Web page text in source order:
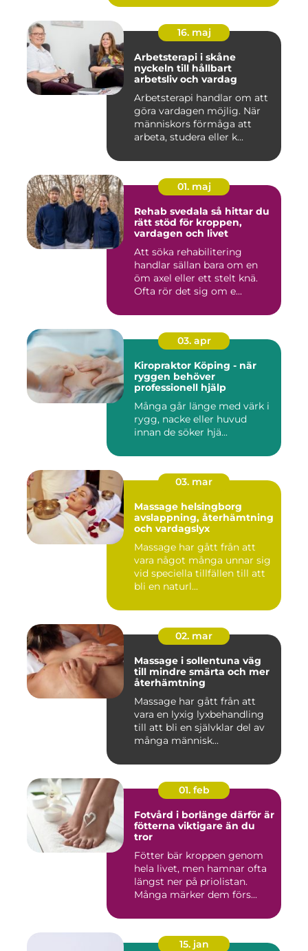
16. maj
Arbetsterapi i skåne
nyckeln till hållbart
arbetsliv och vardag
Arbetsterapi handlar om att
göra vardagen möjlig. När
människors förmåga att
arbeta, studera eller k...
01. maj
Rehab svedala så hittar du
rätt stöd för kroppen,
vardagen och livet
Att söka rehabilitering
handlar sällan bara om en
öm axel eller ett stelt knä.
Ofta rör det sig om e...
03. apr
Kiropraktor Köping - när
ryggen behöver
professionell hjälp
Många går länge med värk i
rygg, nacke eller huvud
innan de söker hjä...
03. mar
Massage helsingborg
avslappning, återhämtning
och vardagslyx
Massage har gått från att
vara något många unnar sig
vid speciella tillfällen till att
bli en naturl...
02. mar
Massage i sollentuna väg
till mindre smärta och mer
återhämtning
Massage har gått från att
vara en lyxig lyxbehandling
till att bli en självklar del av
många människ...
01. feb
Fotvård i borlänge därför är
fötterna viktigare än du
tror
Fötter bär kroppen genom
hela livet, men hamnar ofta
längst ner på priolistan.
Många märker dem förs...
15. jan